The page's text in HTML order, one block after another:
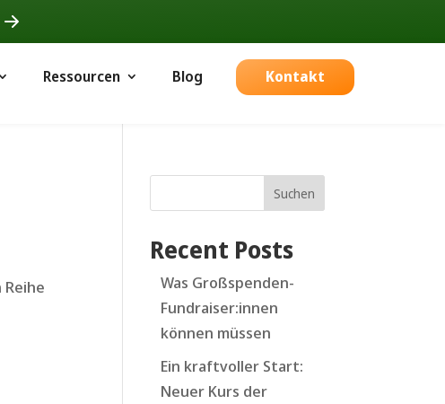
Ressourcen Blog Kontakt
Suchen
Recent Posts
Was Großspenden-
Fundraiser:innen
können müssen
Ein kraftvoller Start:
Neuer Kurs der